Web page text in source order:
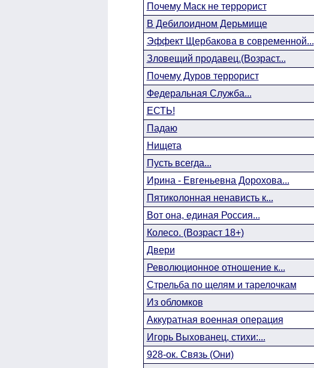
Почему Маск не террорист
В Дебилоидном Дерьмище
Эффект Щербакова в современной...
Зловещий продавец.(Возраст...
Почему Дуров террорист
Федеральная Служба...
ЕСТЬ!
Падаю
Нищета
Пусть всегда...
Ирина - Евгеньевна Дорохова...
Пятиколонная ненависть к...
Вот она, единая Россия...
Колесо. (Возраст 18+)
Двери
Революционное отношение к...
Стрельба по щелям и тарелочкам
Из обломков
Аккуратная военная операция
Игорь Выхованец, стихи:...
928-ок. Связь (Они)